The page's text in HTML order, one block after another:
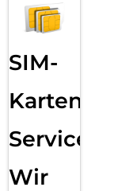
SIM-
Karten
Service:
Wir